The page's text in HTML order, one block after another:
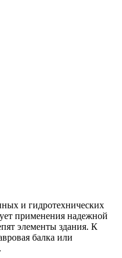
и гидротехнических
применения надежной
элементы здания. К
балка или